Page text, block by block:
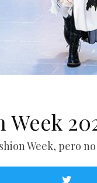
Week
Week, pero